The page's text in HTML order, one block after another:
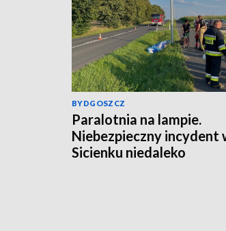
BYDGOSZCZ
Paralotnia na lampie.
Niebezpieczny incydent
Sicienku niedaleko